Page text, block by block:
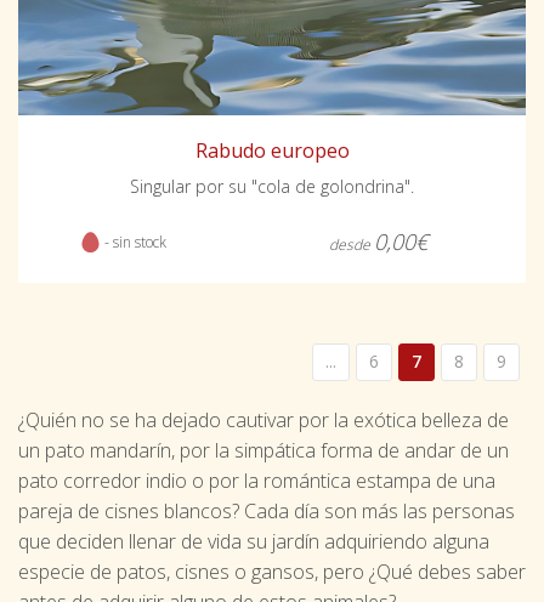
Rabudo europeo
Singular por su "cola de golondrina".
- sin stock desde 0,00€
... 6 7 8 9
¿Quién no se ha dejado cautivar por la exótica belleza de
un pato mandarín, por la simpática forma de andar de un
pato corredor indio o por la romántica estampa de una
pareja de cisnes blancos? Cada día son más las personas
que deciden llenar de vida su jardín adquiriendo alguna
especie de patos, cisnes o gansos, pero ¿Qué debes saber